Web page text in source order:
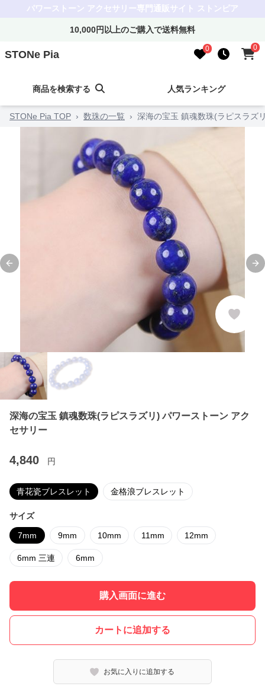
パワーストーン アクセサリー専門通販サイト ストンピア
10,000円以上のご購入で送料無料
STONe Pia 0 0
商品を検索する 人気ランキング
STONe Pia TOP › 数珠の一覧 › 深海の宝玉 鎮魂数珠(ラピスラズ
Previous slide
深海の宝玉 鎮魂数珠(ラピスラズリ) パワーストーン アク
セサリー
4,840 円
青花瓷ブレスレット 金格浪ブレスレット
サイズ
7mm 9mm 10mm 11mm 12mm
6mm 三連 6mm
購入画面に進む
カートに追加する
お気に入りに追加する